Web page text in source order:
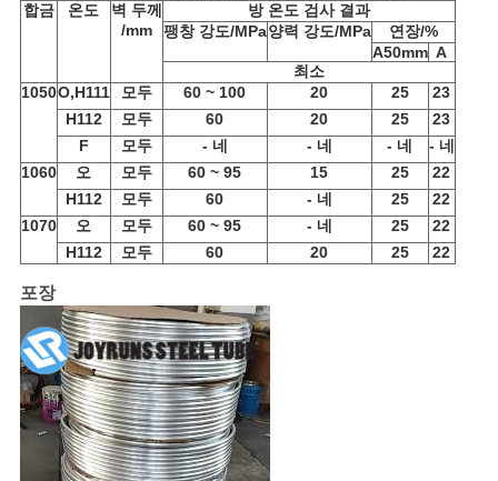
활
정
합금
온도
벽 두께
/mm
방 온도 검사 결과
팽창 강도/MPa양력 강도/MPa
연장/%
A50mm A
최소
1050O,H111 모두 60 ~ 100 20 25
23
H112
모두 60 20 25
23
F
모두 - 네 - 네 - 네
- 네
1060
오 모두 60 ~ 95 15 25
22
H112
모두 60 - 네 25
22
1070
오 모두 60 ~ 95 - 네 25
22
H112
모두 60 20 25 22
포장